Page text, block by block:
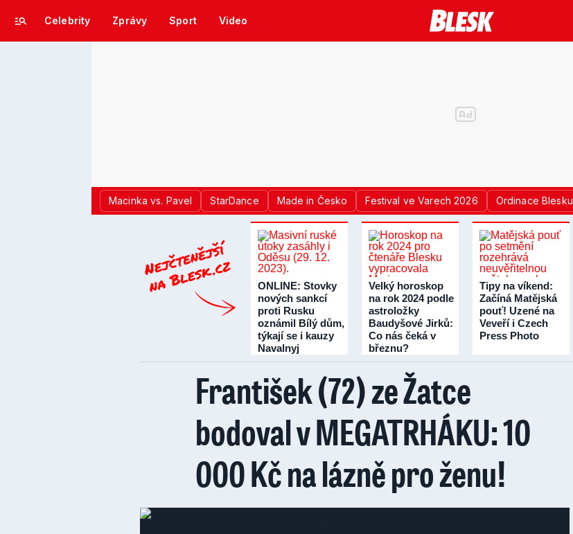
Celebrity Zprávy Sport Video
Macinka vs. Pavel StarDance Made in Česko Festival ve Varech 2026 Ordinace Blesku
ONLINE: Stovky
nových sankcí
proti Rusku
oznámil Bílý dům,
týkají se i kauzy
Navalnyj
Velký horoskop
na rok 2024 podle
astroložky
Baudyšové Jirků:
Co nás čeká v
březnu?
Tipy na víkend:
Začíná Matějská
pouť! Uzené na
Veveří i Czech
Press Photo
František (72) ze Žatce
bodoval v MEGATRHÁKU: 10
000 Kč na lázně pro ženu!